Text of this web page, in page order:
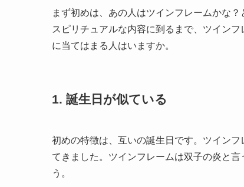
まず初めは、あの人はツインフレームかな
スピリチュアルな内容に到るまで、ツイン
に当てはまる人はいますか。
1. 誕生日が似ている
初めの特徴は、互いの誕生日です。ツイン
てきました。ツインフレームは双子の炎と
う。